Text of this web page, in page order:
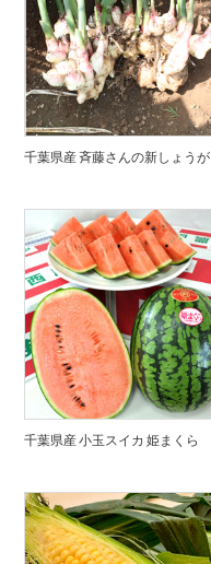
千葉県産 斉藤さんの新しょうが
千葉県産 小玉スイカ 姫まくら